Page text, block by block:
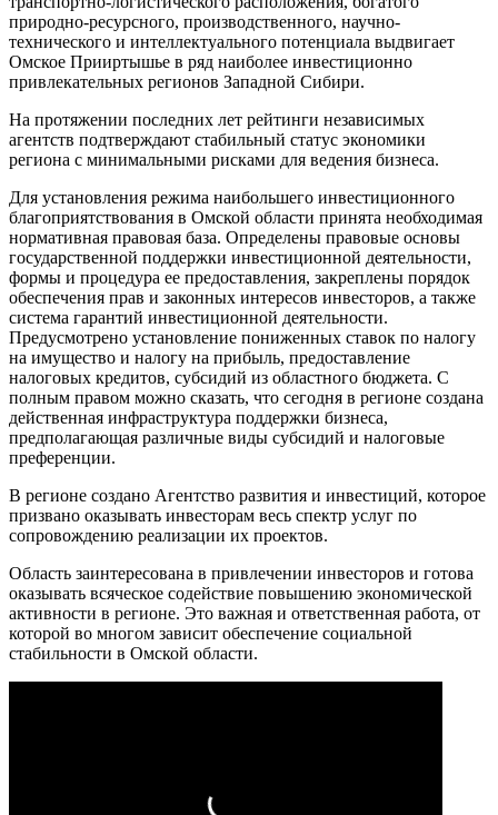
природно-ресурсного, производственного, научно-
технического и интеллектуального потенциала выдвигает
Омское Прииртышье в ряд наиболее инвестиционно
привлекательных регионов Западной Сибири.
На протяжении последних лет рейтинги независимых
агентств подтверждают стабильный статус экономики
региона с минимальными рисками для ведения бизнеса.
Для установления режима наибольшего инвестиционного
благоприятствования в Омской области принята необходимая
нормативная правовая база. Определены правовые основы
государственной поддержки инвестиционной деятельности,
формы и процедура ее предоставления, закреплены порядок
обеспечения прав и законных интересов инвесторов, а также
система гарантий инвестиционной деятельности.
Предусмотрено установление пониженных ставок по налогу
на имущество и налогу на прибыль, предоставление
налоговых кредитов, субсидий из областного бюджета. С
полным правом можно сказать, что сегодня в регионе создана
действенная инфраструктура поддержки бизнеса,
предполагающая различные виды субсидий и налоговые
преференции.
В регионе создано Агентство развития и инвестиций, которое
призвано оказывать инвесторам весь спектр услуг по
сопровождению реализации их проектов.
Область заинтересована в привлечении инвесторов и готова
оказывать всяческое содействие повышению экономической
активности в регионе. Это важная и ответственная работа, от
которой во многом зависит обеспечение социальной
стабильности в Омской области.